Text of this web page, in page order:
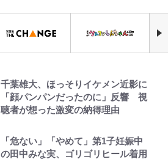
千葉雄大、ほっそりイケメン近影に
「顔パンパンだったのに」反響 視
聴者が想った激変の納得理由
「危ない」「やめて」第1子妊娠中
の田中みな実、ゴリゴリヒール着用
錦織一清の写真集はなぜ私服なの
か…高級ブランドをやめ等身大の自
分を表現する現在「ちゃんとおじい
誹謗中傷も「『そうせざるを得ない
でっかい男になりたいゾ
浅草は日本の心だゾ
浦和と千葉の首をかしげる主力放
出、柏リカルドの下で新加入2人が
化ける！Jリーグに必要な外国人選
制｣の大激論】(4)
ファミマと『VIVANT』第2シーズ
ンのコラボがスタート！ “別班饅
頭”や限定グッズ登場にファン感激
「自分の絵ごと、このジャンルはそ
荒々しい「火山帯」の一端にいるこ
とを体感！ 登頂約10分でも大迫力
「吾妻小富士」火口を1周する「1
ポ【福島県福島市】
公式-ヒロインが来る前に妊娠しま
した~詰んだはずの悪役令嬢です
が、どうやら違うようです~ 第1話
公式-婚約破棄されたのでお掃除メ
イドになったら笑わない貴公子様に
空の轍と大地の雲と 第1回
第3回 出版までの道のり・その2